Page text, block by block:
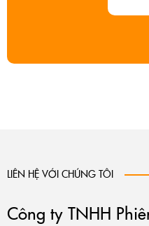
LIÊN HỆ VỚI CHÚNG TÔI
Công ty TNHH